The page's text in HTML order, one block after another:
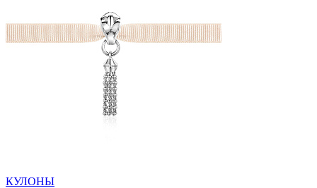
КУЛОНЫ